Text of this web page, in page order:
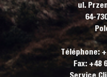
ul.
64-
Téléphone:
Fax: +48